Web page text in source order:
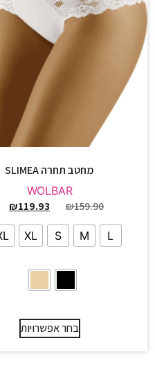
מחטב תחרה SLIMEA
WOLBAR
₪159.90
₪119.93
L
M
S
XL
בחר אפשרויות